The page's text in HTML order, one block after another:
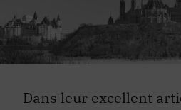
Dans leur excellent